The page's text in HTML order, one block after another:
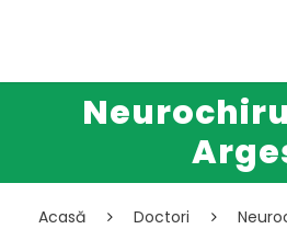
Acasă Doctori